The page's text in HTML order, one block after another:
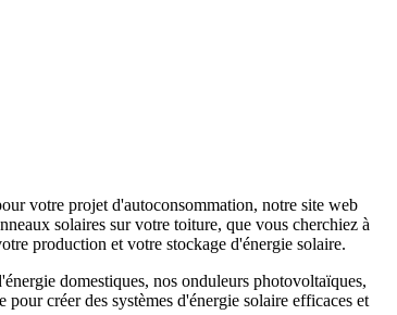
votre projet d'autoconsommation, notre site web
solaires sur votre toiture, que vous cherchiez à
production et votre stockage d'énergie solaire.
domestiques, nos onduleurs photovoltaïques,
créer des systèmes d'énergie solaire efficaces et